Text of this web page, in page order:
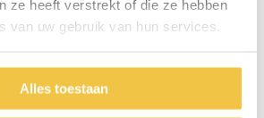
ze heeft verstrekt of die ze hebben
van uw gebruik van hun services.
Alles toestaan
op, het frame van deze rolstoel heeft een
rechts, dit kun je tijdens het bestellen kiezen.